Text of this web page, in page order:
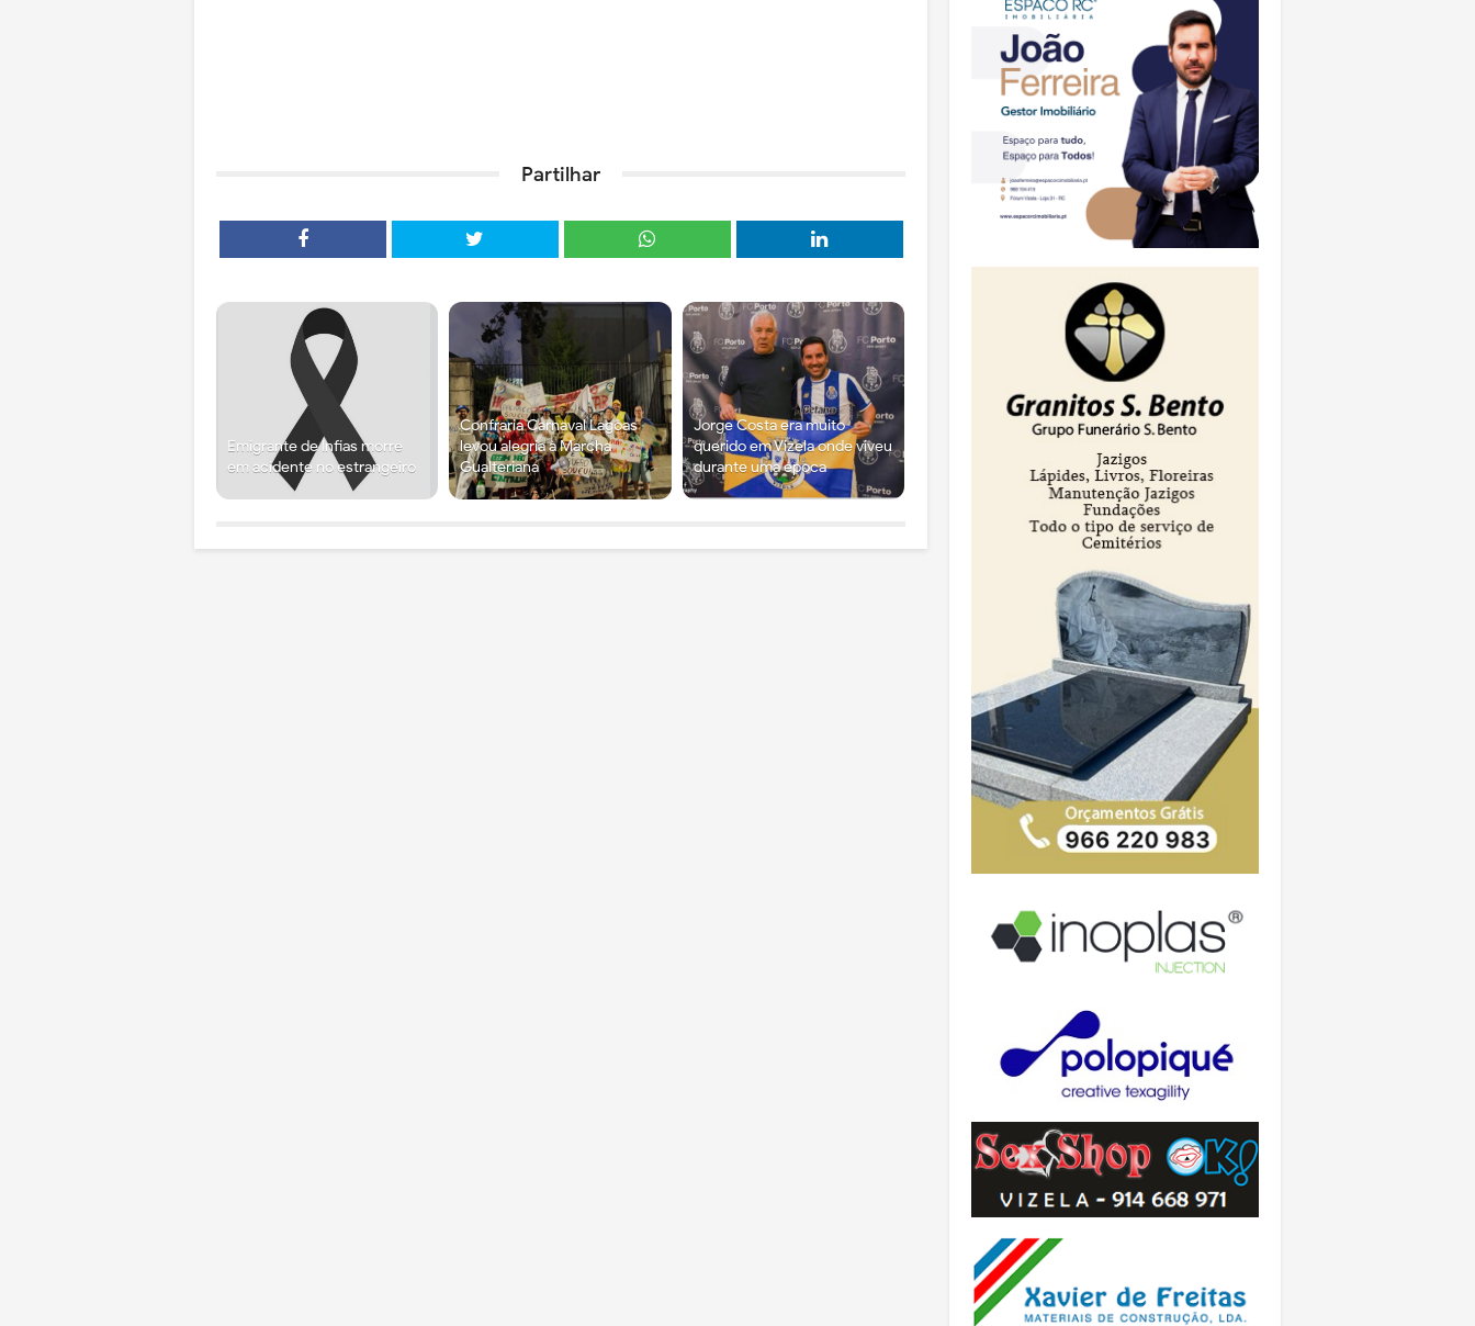
Partilhar
Emigrante de Infias morre
em acidente no estrangeiro
Confraria Carnaval Lagoas
levou alegria à Marcha
Gualteriana
Jorge Costa era muito
querido em Vizela onde viveu
durante uma época